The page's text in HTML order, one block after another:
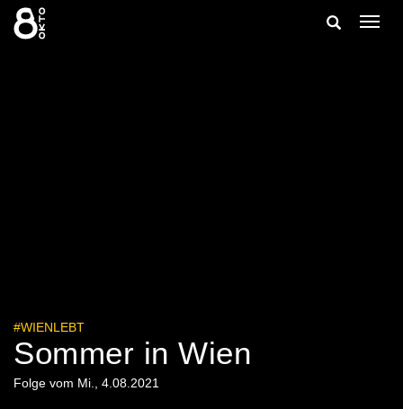
Zum
Inhalt
springen
Suche
#WIENLEBT
Sommer in Wien
Folge vom Mi., 4.08.2021